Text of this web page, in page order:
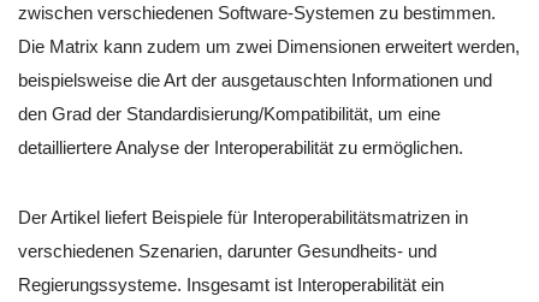
zwischen verschiedenen Software-Systemen zu bestimmen.
Die Matrix kann zudem um zwei Dimensionen erweitert werden,
beispielsweise die Art der ausgetauschten Informationen und
den Grad der Standardisierung/Kompatibilität, um eine
detailliertere Analyse der Interoperabilität zu ermöglichen.
Der Artikel liefert Beispiele für Interoperabilitätsmatrizen in
verschiedenen Szenarien, darunter Gesundheits- und
Regierungssysteme. Insgesamt ist Interoperabilität ein